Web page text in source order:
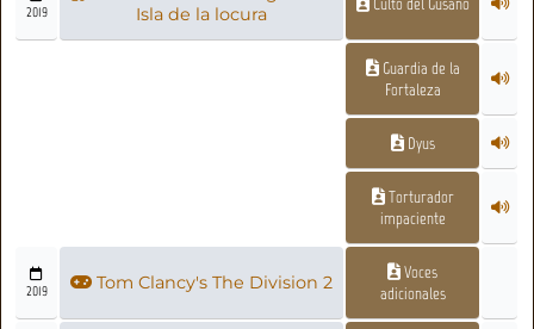
2019
Isla de la locura
Guardia de la
Fortaleza
Dyus
Torturador
impaciente
2019 Tom Clancy's The Division 2
Voces
adicionales